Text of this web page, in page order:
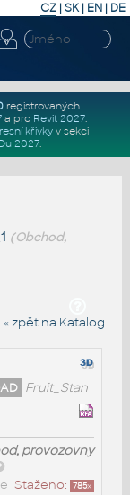
CZ | SK| EN | DE
registrovaných
a pro Revit 2027.
křivkyv sekci
2027.
(Obchod,
« zpět na Katalog
Fruit_Stan
provozovny
Staženo: 785x